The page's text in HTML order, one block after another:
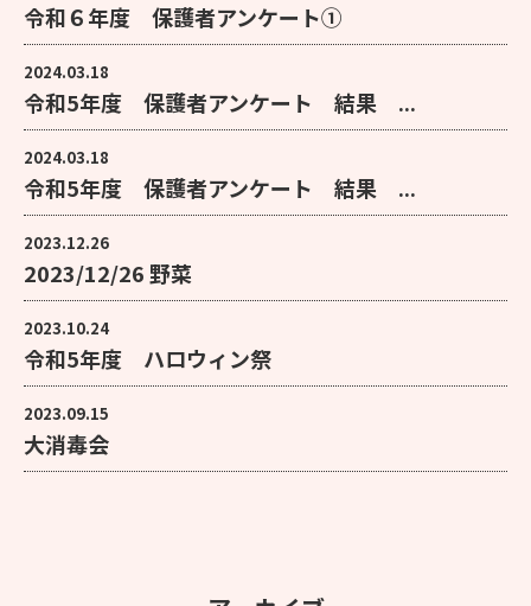
令和６年度 保護者アンケート①
2024.03.18
令和5年度 保護者アンケート 結果 ...
2024.03.18
令和5年度 保護者アンケート 結果 ...
2023.12.26
2023/12/26 野菜
2023.10.24
令和5年度 ハロウィン祭
2023.09.15
大消毒会